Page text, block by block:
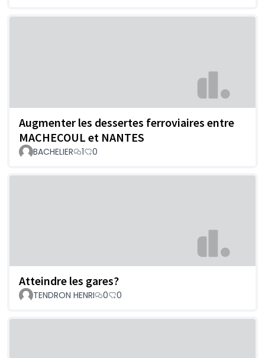
Augmenter les dessertes ferroviaires entre
MACHECOUL et NANTES
BACHELIER 1 0
Atteindre les gares?
TENDRON HENRI 0 0